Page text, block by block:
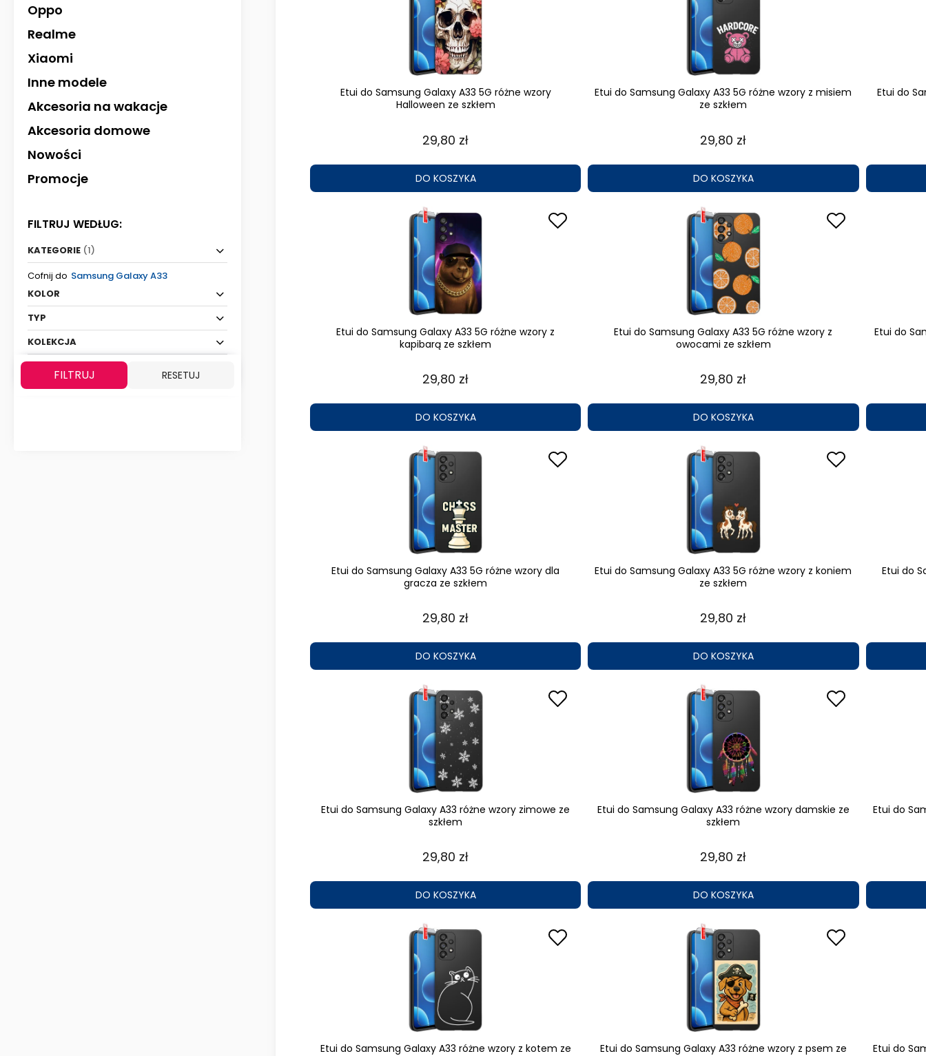
Oppo
Realme
Xiaomi
Inne modele
Akcesoria na wakacje
Akcesoria domowe
Nowości
Promocje
FILTRUJ WEDŁUG:
KATEGORIE (1)
Cofnij do Samsung Galaxy A33
KOLOR
TYP
KOLEKCJA
FILTRUJ RESETUJ
Etui do Samsung Galaxy A33 5G różne wzory
Halloween ze szkłem
29,80 zł
DO KOSZYKA
Etui do Samsung Galaxy A33 5G różne wzory z misiem
ze szkłem
29,80 zł
DO KOSZYKA
Etui do
Etui do Samsung Galaxy A33 5G różne wzory z
kapibarą ze szkłem
29,80 zł
DO KOSZYKA
Etui do Samsung Galaxy A33 5G różne wzory z
owocami ze szkłem
29,80 zł
DO KOSZYKA
Etui do
Etui do Samsung Galaxy A33 5G różne wzory dla
gracza ze szkłem
29,80 zł
DO KOSZYKA
Etui do Samsung Galaxy A33 5G różne wzory z koniem
ze szkłem
29,80 zł
DO KOSZYKA
Etui do
Etui do Samsung Galaxy A33 różne wzory zimowe ze
szkłem
29,80 zł
DO KOSZYKA
Etui do Samsung Galaxy A33 różne wzory damskie ze
szkłem
29,80 zł
DO KOSZYKA
Etui do
Etui do Samsung Galaxy A33 różne wzory z kotem ze
Etui do Samsung Galaxy A33 różne wzory z psem ze
Etui do